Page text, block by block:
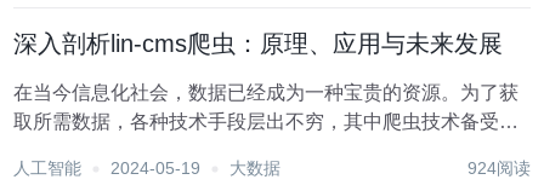
深入剖析lin-cms爬虫：原理、应用与未来发展
在当今信息化社会，数据已经成为一种宝贵的资源。为了获
取所需数据，各种技术手段层出不穷，其中爬虫技术备受瞩
受到了广泛关注。本文将从lin-cms爬虫的原理、实际应用以
人工智能 2024-05-19 大数据 924阅读